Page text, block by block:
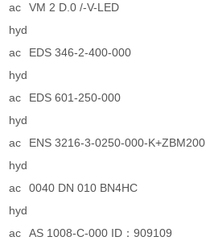
ac
VM 2 D.0 /-V-LED
hyd
ac
EDS 346-2-400-000
hyd
ac
EDS 601-250-000
hyd
ac
ENS 3216-3-0250-000-K+ZBM200
hyd
ac
0040 DN 010 BN4HC
hyd
ac
AS 1008-C-000 ID：909109